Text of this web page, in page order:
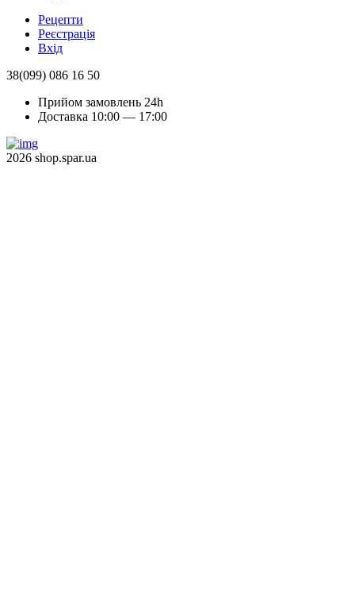
Рецепти
Реєстрація
Вхід
38(099) 086 16 50
Прийом замовлень 24h
Доставка 10:00 — 17:00
2026 shop.spar.ua